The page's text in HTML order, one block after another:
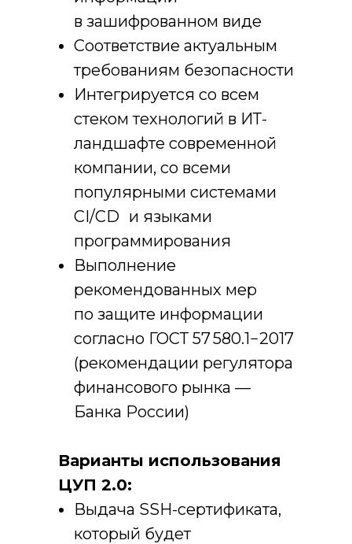
в зашифрованном виде
Соответствие актуальным
требованиям безопасности
Интегрируется со всем
стеком технологий в ИТ-
ландшафте современной
компании, со всеми
популярными системами
CI/CD и языками
программирования
Выполнение
рекомендованных мер
по защите информации
согласно ГОСТ 57 580.1−2017
(рекомендации регулятора
финансового рынка —
Банка России)
Варианты использования
ЦУП 2.0:
Выдача SSH-сертификата,
который будет